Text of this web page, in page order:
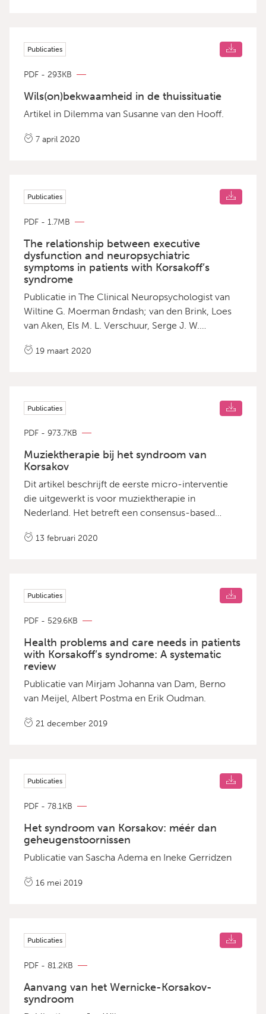
Publicaties
PDF - 293KB
Wils(on)bekwaamheid in de thuissituatie
Artikel in Dilemma van Susanne van den Hooff.
7 april 2020
Publicaties
PDF - 1.7MB
The relationship between executive
dysfunction and neuropsychiatric
symptoms in patients with Korsakoff’s
syndrome
Publicatie in The Clinical Neuropsychologist van
Wiltine G. Moerman &ndash; van den Brink, Loes
van Aken, Els M. L. Verschuur, Serge J. W.
Roy P. C. Kessels.
19 maart 2020
Publicaties
PDF - 973.7KB
Muziektherapie bij het syndroom van
Korsakov
Dit artikel beschrijft de eerste micro-interventie
die uitgewerkt is voor muziektherapie in
Nederland. Het betreft een consensus-based
Korsakov die apathisch reageren. Het doel van
geschreven door Carlijn van den Eng en Laurien
13 februari 2020
Publicaties
PDF - 529.6KB
Health problems and care needs in patients
with Korsakoff’s syndrome: A systematic
review
Publicatie van Mirjam Johanna van Dam, Berno
van Meijel, Albert Postma en Erik Oudman.
21 december 2019
Publicaties
PDF - 78.1KB
Het syndroom van Korsakov: méér dan
geheugenstoornissen
Publicatie van Sascha Adema en Ineke Gerridzen
16 mei 2019
Publicaties
PDF - 81.2KB
Aanvang van het Wernicke-Korsakov-
syndroom